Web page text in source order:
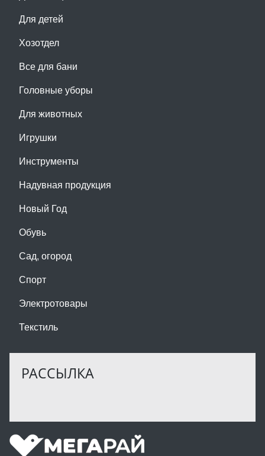
Для детей
Хозотдел
Все для бани
Головные уборы
Для животных
Игрушки
Инструменты
Надувная продукция
Новый Год
Обувь
Сад, огород
Спорт
Электротовары
Текстиль
РАССЫЛКА